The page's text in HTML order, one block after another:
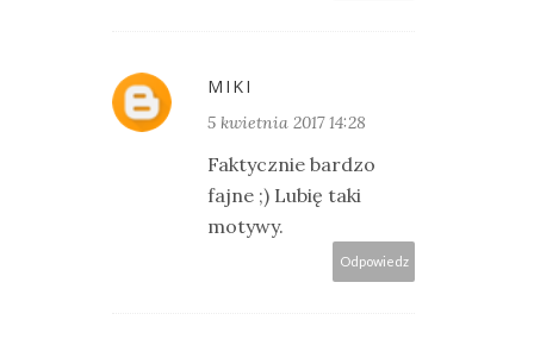
MIKI
5 kwietnia 2017 14:28
Faktycznie bardzo
fajne ;) Lubię taki
motywy.
Odpowiedz